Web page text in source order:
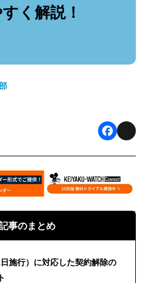
く解説！
c
e
o
o
事のまとめ
施行）に対応した契約解除の